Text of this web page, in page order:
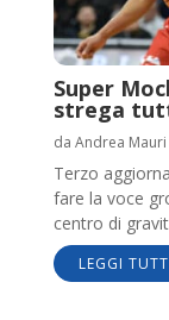
Super
strega
da Andrea Mauri
Terzo
fare la voce
centro di
LEGGI